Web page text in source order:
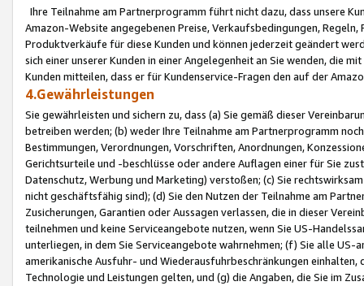
Ihre Teilnahme am Partnerprogramm führt nicht dazu, dass unsere
Amazon-Website angegebenen Preise, Verkaufsbedingungen,
Produktverkäufe für diese Kunden und können jederzeit geändert
sich einer unserer Kunden in einer Angelegenheit an Sie wenden, die
Kunden mitteilen, dass er für Kundenservice-Fragen den auf der
4.Gewährleistungen
Sie gewährleisten und sichern zu, dass (a) Sie gemäß dieser
betreiben werden; (b) weder Ihre Teilnahme am Partnerprogramm
Bestimmungen, Verordnungen, Vorschriften, Anordnungen,
Gerichtsurteile und -beschlüsse oder andere Auflagen einer für Sie
Datenschutz, Werbung und Marketing) verstoßen; (c) Sie
nicht geschäftsfähig sind); (d) Sie den Nutzen der Teilnahme am
Zusicherungen, Garantien oder Aussagen verlassen, die in dieser
teilnehmen und keine Serviceangebote nutzen, wenn Sie US-
unterliegen, in dem Sie Serviceangebote wahrnehmen; (f) Sie alle
amerikanische Ausfuhr- und Wiederausfuhrbeschränkungen
Technologie und Leistungen gelten, und (g) die Angaben, die Sie im